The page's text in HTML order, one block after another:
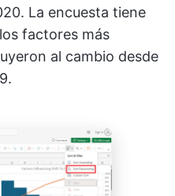
La encuesta tiene
factores más
al cambio desde